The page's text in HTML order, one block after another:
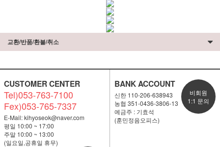
교환/반품/환불/취소
CUSTOMER CENTER
Tel)053-763-7100
Fex)053-765-7337
E-Mail:kihyoseok@naver.com
평일 10:00 ~ 17:00
주말 10:00 ~ 13:00
(일요일,공휴일 휴무)
BANK ACCOUNT
신한 110-206-638943
농협 351-0436-3806-13
예금주 : 기효석
(훈민정음오피스)
비회원
1:1 문의